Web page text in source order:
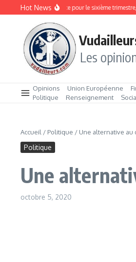
Aller au contenu
Hot News
chômage augmente pour le sixième trimestre, à
Les
Opinions Union Européenne
Politique
Renseignement
Accueil / Politique / Une alternative au
Politique
Une
octobre 5, 2020